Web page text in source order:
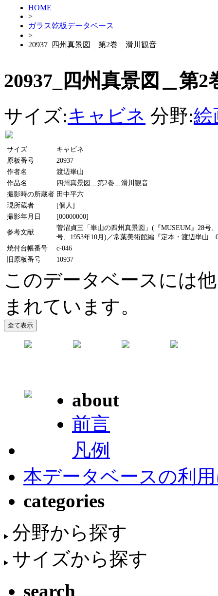
HOME
>
ガラス乾板データベース
>
20937_四州真景図＿第2巻＿滑川観音
20937_四州真景図＿第2
サイズ:キャビネ 分野:絵
サイズ
キャビネ
原板番号
20937
作者名
渡辺崋山
作品名
四州真景図＿第2巻＿滑川観音
撮影時の所蔵者 田中平六
現所蔵者
[個人]
撮影年月日
[00000000]
参考文献
菅沼貞三「崋山の四州真景図」(『MUSEUM』28号
号、1953年10月)／常葉美術館編『定本・渡辺崋山
焼付台帳番号
c-046
旧原板番号
10937
このデータベースには
まれています。
about
前言
凡例
本データベースの利
categories
分野から探す
サイズから探す
search